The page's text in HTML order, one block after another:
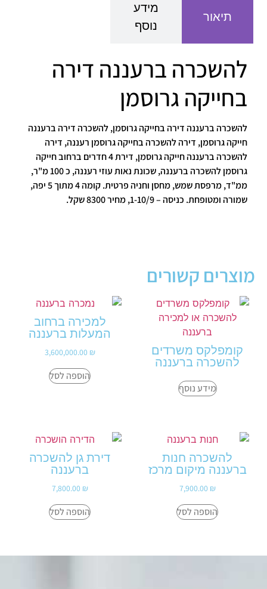
תיאור
מידע
נוסף
להשכרה ברעננה דירה
בחייקה גרוסמן
להשכרה ברעננה דירה בחייקה גרוסמן, להשכרה דירה ברעננה
חייקה גרוסמן, דירה להשכרה בחייקה גרוסמן רעננה, דירה
להשכרה ברעננה חייקה גרוסמן, דירת 4 חדרים ברחוב חייקה
גרוסמן להשכרה ברעננה, שכונת נאות עוזי רעננה, כ 100 מ"ר,
ממ"ד, מרפסת שמש, מחסן וחניה פרטית. קומה 4 מתוך 5 יפה,
שמורה ומטופחת. כניסה – 1-10/9, מחיר 8300 שקל.
מוצרים קשורים
קומפלקס משרדים
להשכרה ברעננה
מידע נוסף
למכירה ברחוב
המעלות ברעננה
3,600,000.00 ₪
הוספה לסל
להשכרה חנות
ברעננה מיקום מרכז
7,900.00 ₪
הוספה לסל
דירת גן להשכרה
ברעננה
7,800.00 ₪
הוספה לסל